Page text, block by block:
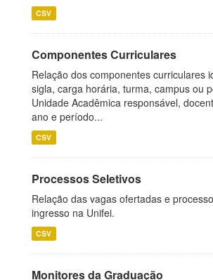
CSV
Componentes Curriculares
Relação dos componentes curriculares
sigla, carga horária, turma, campus ou
Unidade Acadêmica responsável,
ano e período...
CSV
Processos Seletivos
Relação das vagas ofertadas e
ingresso na Unifei.
CSV
Monitores da Graduação